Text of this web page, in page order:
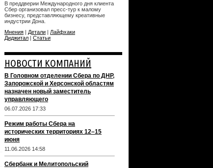
В преддверии Международного дня клиента
Сбер организовал пресс-тур к малому
бизнесу, представляющему креативные
индустрии Дона.
Мнения | Детали | Лайфхаки
Диджитал | Статьи
НОВОСТИ КОМПАНИЙ
В Головном отделении Сбера по ДНР,
Запорожской и Херсонской областям
назначен новый заместитель
управляющего
06.07.2026 17:33
Режим работы Сбера на
исторических территориях 12–15
июня
11.06.2026 14:58
Сбербанк и Мелитопольский